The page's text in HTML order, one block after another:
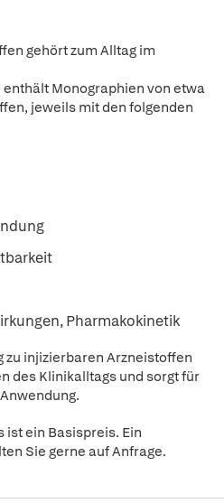
gehört zum Alltag im
enthält Monographien von etwa
jeweils mit den folgenden
Pharmakokinetik
zu injizierbaren Arzneistoffen
des Klinikalltags und sorgt für
ist ein Basispreis. Ein
Sie gerne auf Anfrage.